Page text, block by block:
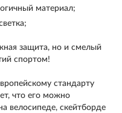
материал;
защита, но и смелый
спортом!
стандарту
что его можно
велосипеде, скейтборде